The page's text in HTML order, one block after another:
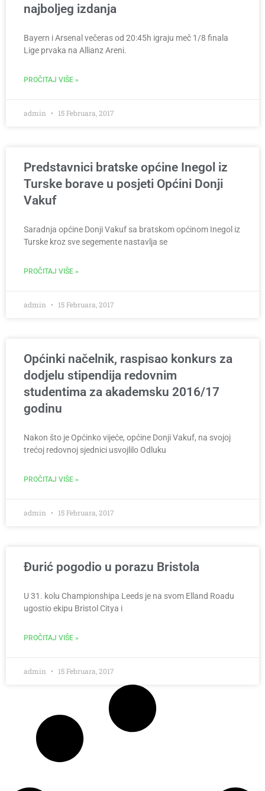
najboljeg izdanja
Bayern i Arsenal večeras od 20:45h igraju meč 1/8 finala
Lige prvaka na Allianz Areni.
PROČITAJ VIŠE »
admin 15 Februara, 2017
Predstavnici bratske općine Inegol iz
Turske borave u posjeti Općini Donji
Vakuf
Saradnja općine Donji Vakuf sa bratskom općinom Inegol iz
Turske kroz sve segemente nastavlja se
PROČITAJ VIŠE »
admin 15 Februara, 2017
Općinki načelnik, raspisao konkurs za
dodjelu stipendija redovnim
studentima za akademsku 2016/17
godinu
Nakon što je Općinko vijeće, općine Donji Vakuf, na svojoj
trećoj redovnoj sjednici usvojlilo Odluku
PROČITAJ VIŠE »
admin 15 Februara, 2017
Đurić pogodio u porazu Bristola
U 31. kolu Championshipa Leeds je na svom Elland Roadu
ugostio ekipu Bristol Citya i
PROČITAJ VIŠE »
admin 15 Februara, 2017